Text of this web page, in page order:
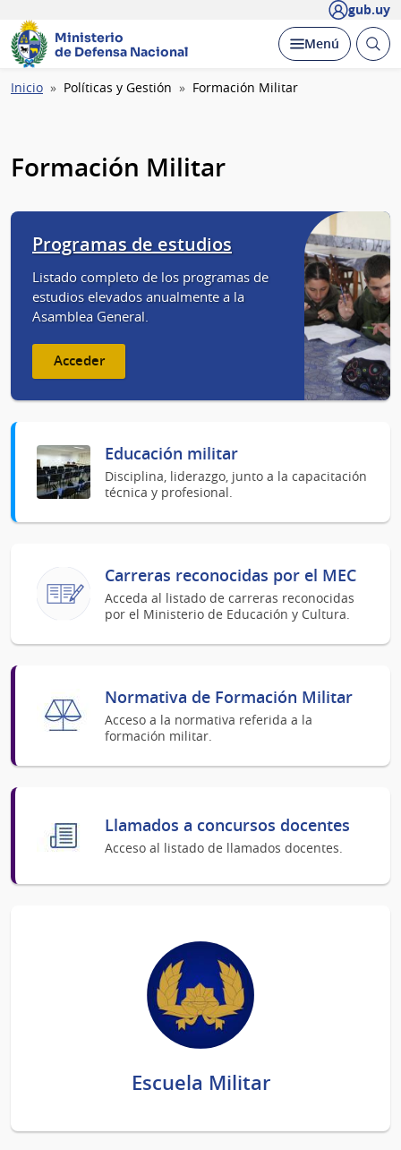
gub.uy
Ministerio
de Defensa Nacional
Desplegar
Menú Abrir
Ruta
Inicio Políticas y Gestión Formación Militar
Formación Militar
Programas de estudios
Listado completo de los programas de
estudios elevados anualmente a la
Asamblea General.
Acceder
Educación militar
Disciplina, liderazgo, junto a la capacitación
técnica y profesional.
Carreras reconocidas por el MEC
Acceda al listado de carreras reconocidas
por el Ministerio de Educación y Cultura.
Normativa de Formación Militar
Acceso a la normativa referida a la
formación militar.
Llamados a concursos docentes
Acceso al listado de llamados docentes.
Escuela Militar